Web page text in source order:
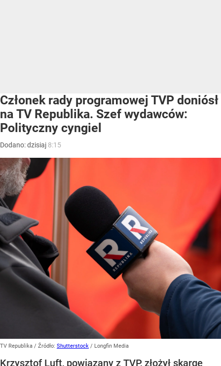
Członek rady programowej TVP doniósł
na TV Republika. Szef wydawców:
Polityczny cyngiel
Dodano:dzisiaj 8:15
TV Republika / Źródło: Shutterstock / Longfin Media
Krzysztof Luft, powiązany z TVP, złożył skargę